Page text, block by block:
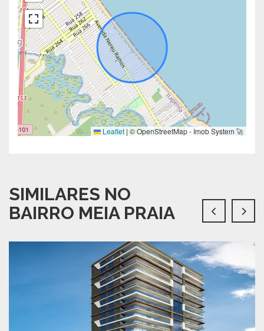
Leaflet | © OpenStreetMap - Imob System 🚀
SIMILARES NO
BAIRRO MEIA PRAIA